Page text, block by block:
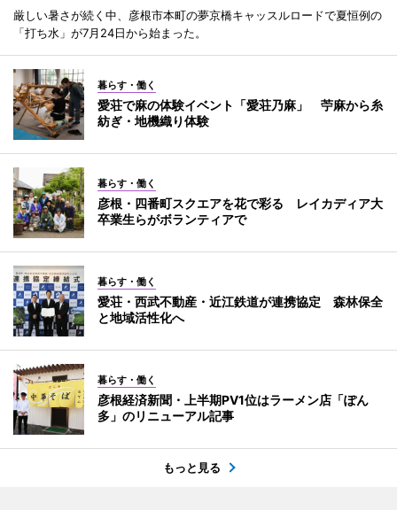
厳しい暑さが続く中、彦根市本町の夢京橋キャッスルロードで夏恒例の
「打ち水」が7月24日から始まった。
暮らす・働く
愛荘で麻の体験イベント「愛荘乃麻」 苧麻から糸
紡ぎ・地機織り体験
暮らす・働く
彦根・四番町スクエアを花で彩る レイカディア大
卒業生らがボランティアで
暮らす・働く
愛荘・西武不動産・近江鉄道が連携協定 森林保全
と地域活性化へ
暮らす・働く
彦根経済新聞・上半期PV1位はラーメン店「ぽん
多」のリニューアル記事
もっと見る